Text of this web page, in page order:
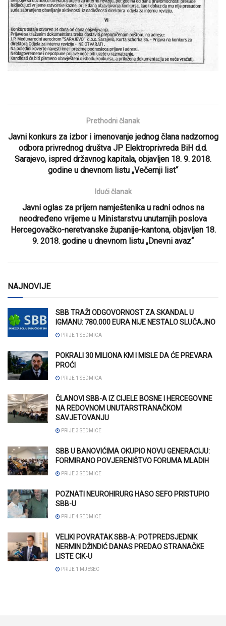
Prethodni članak
Javni konkurs za izbor i imenovanje jednog člana nadzornog
odbora privrednog društva JP Elektroprivreda BiH d.d.
Sarajevo, ispred državnog kapitala, objavljen 18. 9. 2018.
godine u dnevnom listu „Večernji list“
Idući članak
Javni oglas za prijem namještenika u radni odnos na
neodređeno vrijeme u Ministarstvu unutarnjih poslova
Hercegovačko-neretvanske županije-kantona, objavljen 18.
9. 2018. godine u dnevnom listu „Dnevni avaz“
NAJNOVIJE
SBB TRAŽI ODGOVORNOST ZA SKANDAL U
IGMANU: 780.000 EURA NIJE NESTALO SLUČAJNO
PRIJE 1 SEDMICA
POKRALI 30 MILIONA KM I MISLE DA ĆE PREVARA
PROĆI
PRIJE 1 SEDMICA
ČLANOVI SBB-A IZ CIJELE BOSNE I HERCEGOVINE
NA REDOVNOM UNUTARSTRANAČKOM
SAVJETOVANJU
PRIJE 3 SEDMICE
SBB U BANOVIĆIMA OKUPIO NOVU GENERACIJU:
FORMIRANO POVJERENIŠTVO FORUMA MLADIH
PRIJE 3 SEDMICE
POZNATI NEUROHIRURG HASO SEFO PRISTUPIO
SBB-U
PRIJE 4 SEDMICE
VELIKI POVRATAK SBB-A: POTPREDSJEDNIK
NERMIN DŽINDIĆ DANAS PREDAO STRANAČKE
LISTE CIK-U
PRIJE 1 MJESEC